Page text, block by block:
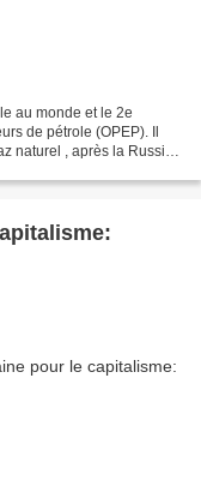
au monde et le 2e
de pétrole (OPEP). Il
naturel , après la Russie,